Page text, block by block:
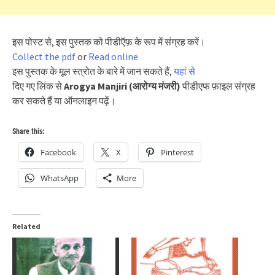
इस पोस्ट से, इस पुस्तक को पीडीऍफ़ के रूप में संग्रह करें।
Collect the pdfor Read online
इस पुस्तक के मूल स्त्रोत के बारे में जान सकते हैं,यहां से
दिए गए लिंक सेArogya Manjiri (आरोग्य मंजरी)पीडीएफ फ़ाइल संग्रह
कर सकते हैं या ऑनलाइन पढ़ें।
Share this:
Facebook X Pinterest
WhatsApp More
Related